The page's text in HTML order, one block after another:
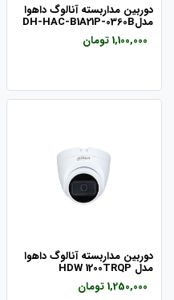
دوربین مداربسته آنالوگ داهوا
مدلDH-HAC-B1A21P-0360B
1,100,000 تومان
دوربین مداربسته آنالوگ داهوا
مدل HDW 1200TRQP
1,250,000 تومان